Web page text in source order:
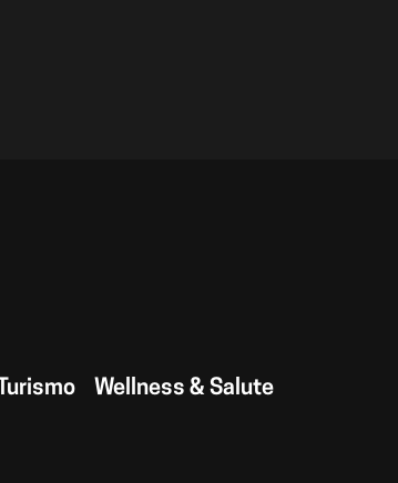
Turismo Wellness & Salute